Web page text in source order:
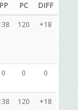
PP PC
DIFF
120 +18
0 0 0
120 +18